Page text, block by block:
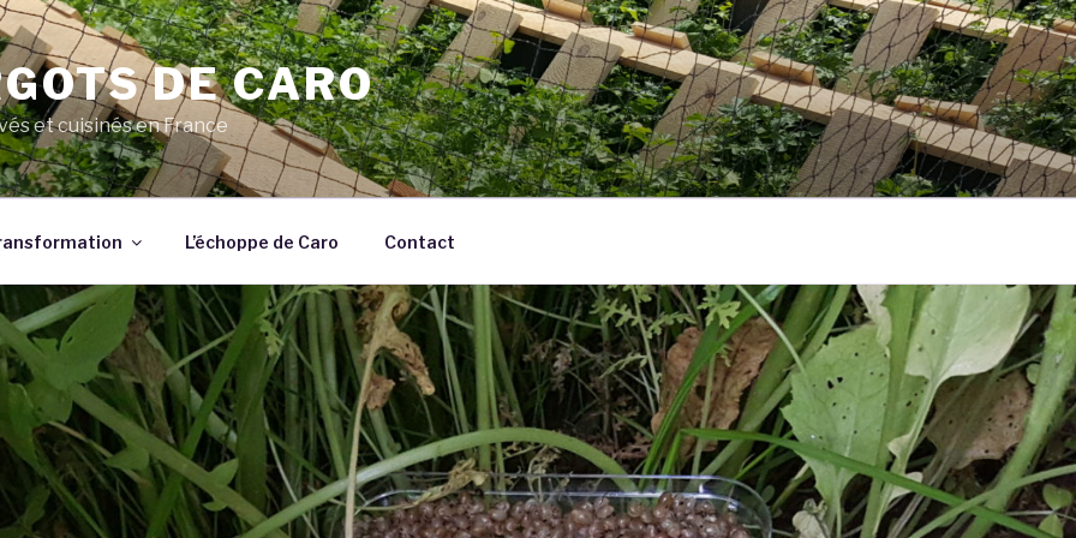
DE CARO
et cuisinés en France
L’échoppe de Caro Contact